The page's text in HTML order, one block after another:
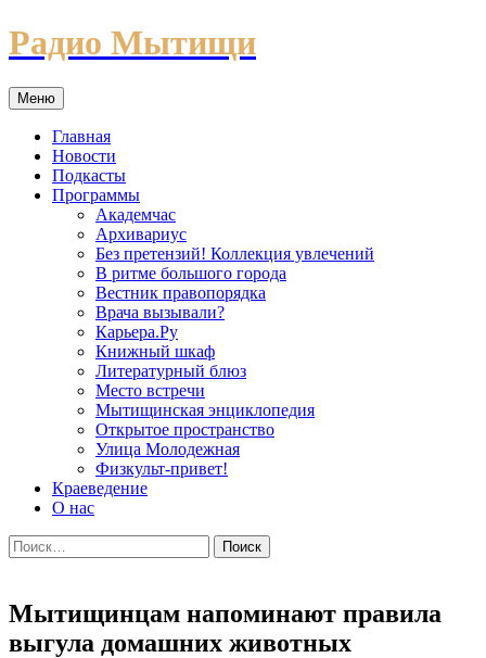
Перейти
к
Радио Мытищи
Меню
Главная
Новости
Подкасты
Программы
Академчас
Архивариус
Без претензий! Коллекция увлечений
В ритме большого города
Вестник правопорядка
Врача вызывали?
Карьера.Ру
Книжный шкаф
Литературный блюз
Место встречи
Мытищинская энциклопедия
Открытое пространство
Улица Молодежная
Физкульт-привет!
Краеведение
О нас
Найти:
Мытищинцам напоминают правила
выгула домашних животных